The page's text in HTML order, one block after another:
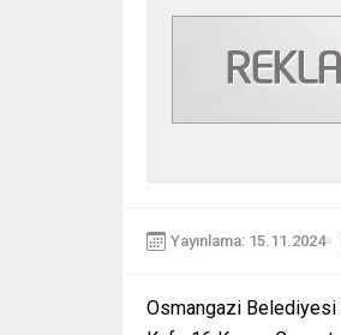
Yayınlama: 15.11.2024
Osmangazi Belediyesi